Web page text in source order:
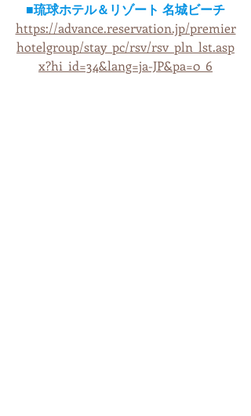
■琉球ホテル＆リゾート 名城ビーチ
https://advance.reservation.jp/premier
hotelgroup/stay_pc/rsv/rsv_pln_lst.asp
x?hi_id=34&lang=ja-JP&pa=0_6